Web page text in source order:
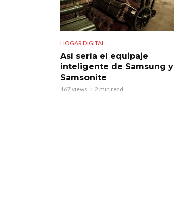
HOGAR DIGITAL
Así sería el equipaje
inteligente de Samsung y
Samsonite
167 views 2 min read